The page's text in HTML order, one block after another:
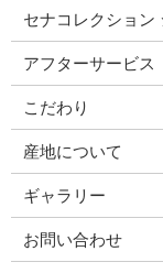
セナコレクション
アフターサービス
こだわり
産地について
ギャラリー
お問い合わせ